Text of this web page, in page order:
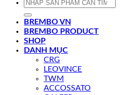
kiếm:
BREMBO VN
BREMBO PRODUCT
SHOP
DANH MỤC
CRG
LEOVINCE
TWM
ACCOSSATO